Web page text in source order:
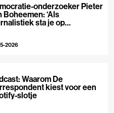
onderzoeker Pieter
Boheemen: ‘Als
sta je op
2026
Waarom De
kiest voor een
slotje